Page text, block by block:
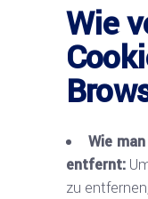
Wie
Wie
entfernt:
zu